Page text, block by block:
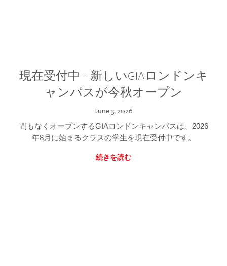
現在受付中 – 新しいGIAロンドンキ
ャンパスが今秋オープン
June 3, 2026
間もなくオープンするGIAロンドンキャンパスは、2026
年8月に始まるクラスの学生を現在受付中です。
続きを読む